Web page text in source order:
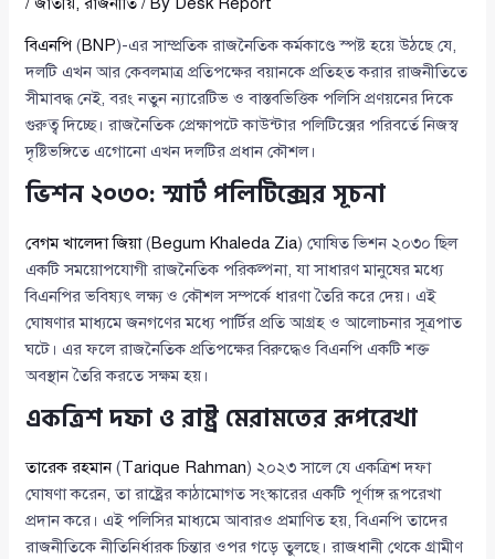
বিএনপি (BNP)-এর সাম্প্রতিক রাজনৈতিক কর্মকাণ্ডে স্পষ্ট হয়ে উঠছে যে,
দলটি এখন আর কেবলমাত্র প্রতিপক্ষের বয়ানকে প্রতিহত করার রাজনীতিতে
সীমাবদ্ধ নেই, বরং নতুন ন্যারেটিভ ও বাস্তবভিত্তিক পলিসি প্রণয়নের দিকে
গুরুত্ব দিচ্ছে। রাজনৈতিক প্রেক্ষাপটে কাউন্টার পলিটিক্সের পরিবর্তে নিজস্ব
দৃষ্টিভঙ্গিতে এগোনো এখন দলটির প্রধান কৌশল।
ভিশন ২০৩০: স্মার্ট পলিটিক্সের সূচনা
বেগম খালেদা জিয়া(Begum Khaleda Zia) ঘোষিত ভিশন ২০৩০ ছিল
একটি সময়োপযোগী রাজনৈতিক পরিকল্পনা, যা সাধারণ মানুষের মধ্যে
বিএনপির ভবিষ্যৎ লক্ষ্য ও কৌশল সম্পর্কে ধারণা তৈরি করে দেয়। এই
ঘোষণার মাধ্যমে জনগণের মধ্যে পার্টির প্রতি আগ্রহ ও আলোচনার সূত্রপাত
ঘটে। এর ফলে রাজনৈতিক প্রতিপক্ষের বিরুদ্ধেও বিএনপি একটি শক্ত
অবস্থান তৈরি করতে সক্ষম হয়।
একত্রিশ দফা ও রাষ্ট্র মেরামতের রূপরেখা
তারেক রহমান(Tarique Rahman) ২০২৩ সালে যে একত্রিশ দফা
ঘোষণা করেন, তা রাষ্ট্রের কাঠামোগত সংস্কারের একটি পূর্ণাঙ্গ রূপরেখা
প্রদান করে। এই পলিসির মাধ্যমে আবারও প্রমাণিত হয়, বিএনপি তাদের
রাজনীতিকে নীতিনির্ধারক চিন্তার ওপর গড়ে তুলছে। রাজধানী থেকে গ্রামীণ